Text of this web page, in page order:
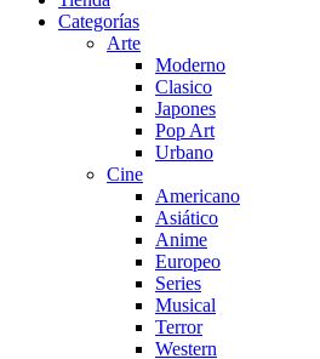
Categorías
Arte
Moderno
Clasico
Japones
Pop Art
Urbano
Cine
Americano
Asiático
Anime
Europeo
Series
Musical
Terror
Western